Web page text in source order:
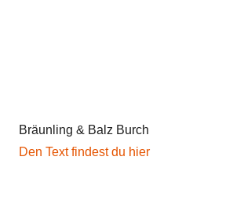
d
Bräunling & Balz Burch
Den Text findest du hier